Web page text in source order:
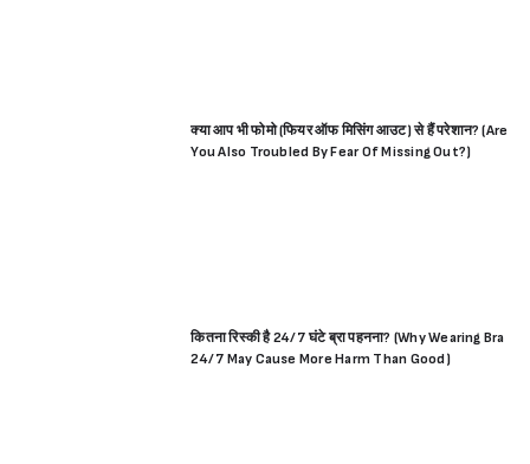
क्या आप भी फोमो (फियर ऑफ मिसिंग आउट) से हैं परेशान? (Are
You Also Troubled By Fear Of Missing Out?)
कितना रिस्की है 24/7 घंटे ब्रा पहनना? (Why Wearing Bra
24/7 May Cause More Harm Than Good)